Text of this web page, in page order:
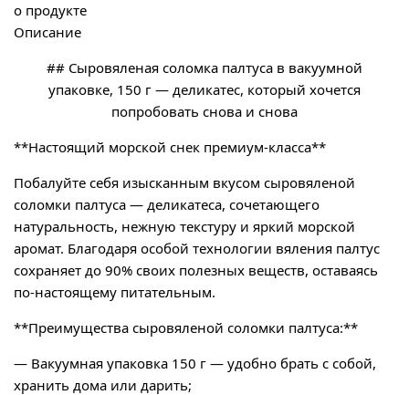
о продукте
Описание
## Сыровяленая соломка палтуса в вакуумной
упаковке, 150 г — деликатес, который хочется
попробовать снова и снова
**Настоящий морской снек премиум-класса**
Побалуйте себя изысканным вкусом сыровяленой
соломки палтуса — деликатеса, сочетающего
натуральность, нежную текстуру и яркий морской
аромат. Благодаря особой технологии вяления палтус
сохраняет до 90% своих полезных веществ, оставаясь
по-настоящему питательным.
**Преимущества сыровяленой соломки палтуса:**
— Вакуумная упаковка 150 г — удобно брать с собой,
хранить дома или дарить;